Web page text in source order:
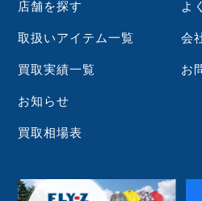
店舗を探す
取扱いアイテム一覧
買取実績一覧
お知らせ
買取相場表
よ
会
お